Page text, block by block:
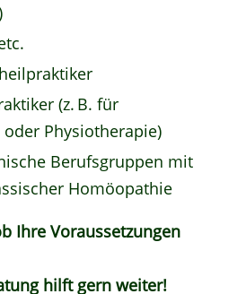
(z. B. für
Physiotherapie)
Berufsgruppen mit
Homöopathie
Ihre Voraussetzungen
hilft gern weiter!